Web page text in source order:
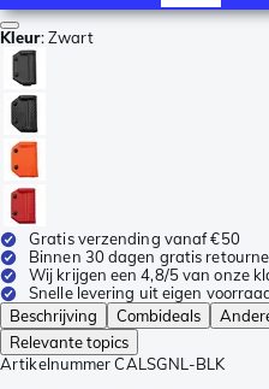
Kleur:Zwart
Gratis verzending vanaf €50
Binnen 30 dagen gratis
Wij krijgen een 4,8/5 van onze
Snelle levering uit eigen
Beschrijving
Combideals
Relevante topics
Artikelnummer CALSGNL-BLK